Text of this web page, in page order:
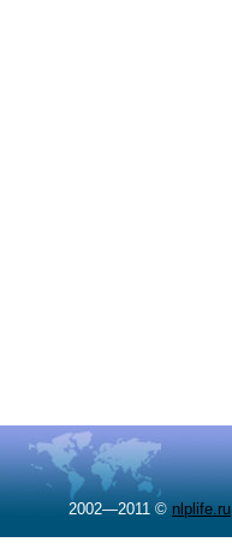
2002—2011 © nlplife.ru